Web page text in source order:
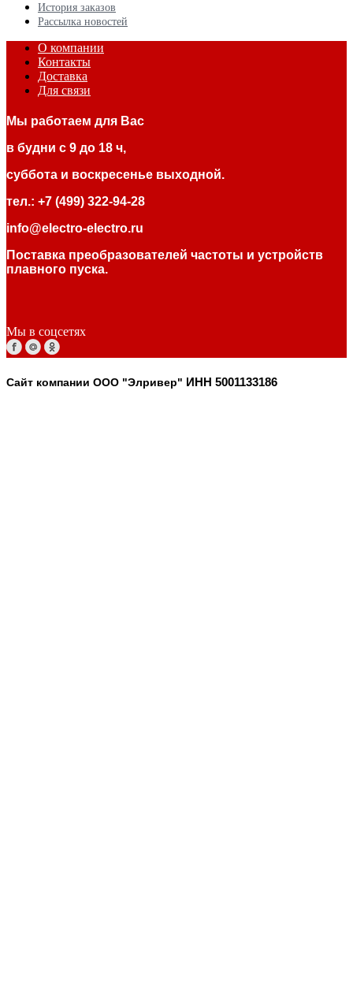
История заказов
Рассылка новостей
О компании
Контакты
Доставка
Для связи
Мы работаем для Вас
в будни с 9 до 18 ч,
суббота и воскресенье выходной.
тел.: +7 (499) 322-94-28
info@electro-electro.ru
Поставка преобразователей частоты и устройств
плавного пуска.
Мы в соцсетях
Сайт компании ООО "Элривер" ИНН 5001133186